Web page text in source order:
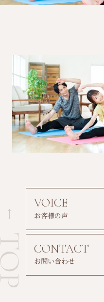
VOICE
お客様の声
CONTACT
お問い合わせ